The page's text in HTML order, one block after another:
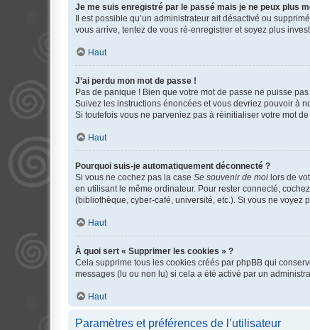
Je me suis enregistré par le passé mais je ne peux plus
Il est possible qu’un administrateur ait désactivé ou
vous arrive, tentez de vous ré-enregistrer et soyez plus
Haut
J’ai perdu mon mot de passe !
Pas de panique ! Bien que votre mot de passe ne puisse
Suivez les instructions énoncées et vous devriez pouvoir à
Si toutefois vous ne parveniez pas à réinitialiser votre mot
Haut
Pourquoi suis-je automatiquement déconnecté ?
Si vous ne cochez pas la case Se souvenir de moi lors de
en utilisant le même ordinateur. Pour rester connecté,
(bibliothèque, cyber-café, université, etc.). Si vous ne voyez
Haut
À quoi sert « Supprimer les cookies » ?
Cela supprime tous les cookies créés par phpBB qui
messages (lu ou non lu) si cela a été activé par un
Haut
Paramètres et préférences de l’utilisateur